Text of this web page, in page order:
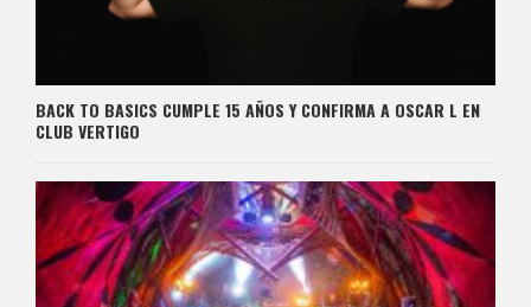
BACK TO BASICS CUMPLE 15 AÑOS Y CONFIRMA A OSCAR L EN
CLUB VERTIGO